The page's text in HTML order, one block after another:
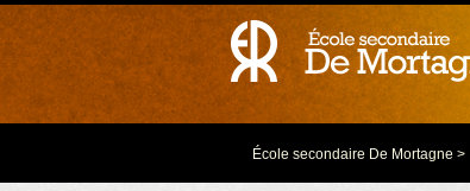
École secondaire De Mortagne >